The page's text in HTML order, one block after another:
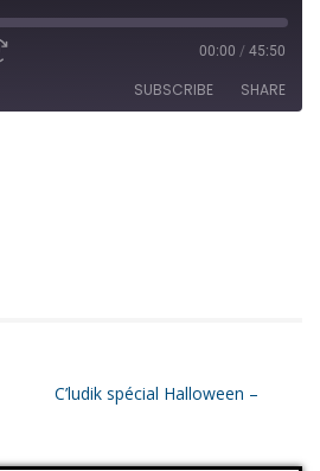
00:00 / 45:50
SUBSCRIBE SHARE
C’ludik spécial Halloween –